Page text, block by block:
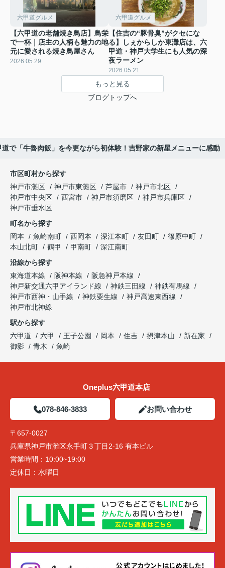
六甲道グルメ
【六甲道の老舗焼き鳥店】鳥栄
で一杯｜店主の人柄も魅力の地
元に愛される焼き鳥屋さん
2026.05.29
六甲道グルメ
【住吉の“豚骨臭”がクセにな
る】しぇからしか東灘店は、六
甲道・神戸大学生にも人気の深
夜ラーメン
2026.05.21
もっと見る
ブログトップへ
道で「牛魯肉飯」を今更ながら初体験！吉野家の新星メニューに感動
市区町村から探す
神戸市灘区
神戸市東灘区 芦屋市
神戸市北区
神戸市中央区
西宮市 神戸市須磨区
神戸市兵庫区
神戸市垂水区
町名から探す
岡本
魚崎南町 西岡本 深江本町 友田町
篠原中町
本山北町
鶴甲 甲南町
深江南町
沿線から探す
東海道本線
阪神本線
阪急神戸本線
神戸新交通六甲アイランド線
神鉄三田線
神鉄有馬線
神戸市西神・山手線
神鉄粟生線
神戸高速東西線
神戸市北神線
駅から探す
六甲道
六甲 王子公園 岡本 住吉 摂津本山
新在家
御影
青木 魚崎
Oneplus六甲道本店
078-846-3833 お問い合わせ
〒657-0027
兵庫県神戸市灘区永手町３丁目2-16 有本ビル
営業時間： 10:00~19:00
定休日： 水曜日